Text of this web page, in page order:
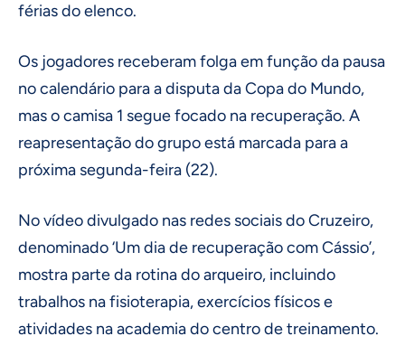
férias do elenco.
Os jogadores receberam folga em função da pausa
no calendário para a disputa da Copa do Mundo,
mas o camisa 1 segue focado na recuperação. A
reapresentação do grupo está marcada para a
próxima segunda-feira (22).
No vídeo divulgado nas redes sociais do Cruzeiro,
denominado ‘Um dia de recuperação com Cássio’,
mostra parte da rotina do arqueiro, incluindo
trabalhos na fisioterapia, exercícios físicos e
atividades na academia do centro de treinamento.